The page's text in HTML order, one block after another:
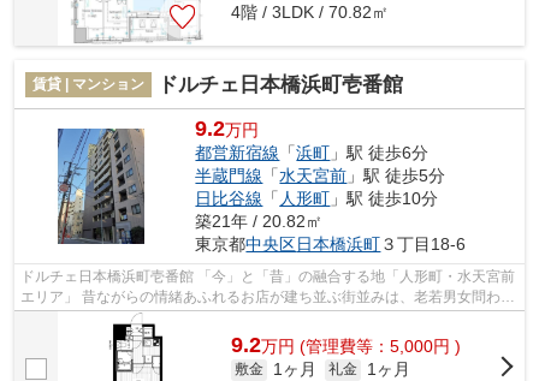
4階 / 3LDK / 70.82㎡
賃貸 | マンション ドルチェ日本橋浜町壱番館
9.2万円
都営新宿線 「浜町 」駅 徒歩6分
半蔵門線 「水天宮前 」駅 徒歩5分
日比谷線 「 人形町 」駅 徒歩10分
築21年 / 20.82㎡
東京都中央区日本橋浜町３丁目18-6
ドルチェ日本橋浜町壱番館 「今」と「昔」の融合する地「人形町・水天宮前
エリア」 昔ながらの情緒あふれるお店が建ち並ぶ街並みは、老若男女問わず
人気のエリア。 人形町駅や水天宮...
9.2万円 (管理費等：5,000円 )
敷金 1ヶ月 礼金
1ヶ月